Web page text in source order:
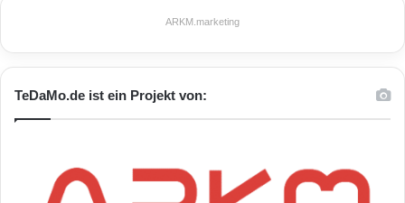
ARKM.marketing
TeDaMo.de ist ein Projekt von: